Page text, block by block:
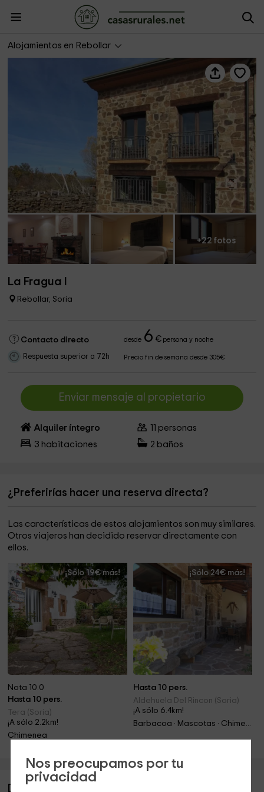
Nos preocupamos por tu
privacidad
Alojamientos en Rebollar
+22 fotos
La Fragua I
Rebollar, Soria
Contacto directo desde 6 €persona y noche
Respuesta superior a 72h Precio fin de semana desde 305€
Enviar mensaje al propietario
Alquiler íntegro
personas
3 habitaciones 2 baños
¿Preferirías hacer una reserva directa?
Las características de estos alojamientos son muy similares.
Otros viajeros han decidido reservar directamente con
ellos.
¡Sólo 19€ más!
Nota 10.0
Hasta 10 pers.
Tera (Soria)
¡A sólo 2.2km!
Chimenea
¡Sólo 24€ más!
Hasta 10 pers.
Aldehuela Del Rincon (Soria)
¡A sólo 6.4km!
Barbacoa · Mascotas · Chimenea
Descripción de La Fragua I